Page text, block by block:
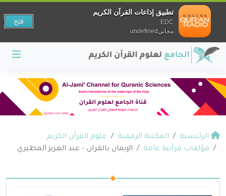
الرئيسية المكتبة الرقمية
علوم القرآن الكريم
مؤلفات قرآنية عامة
الإيمان بالقران – عبد العزيز المطيري
تطبيق إذاعات القرآن الكريم
EDC
مجانيundefined
فتح